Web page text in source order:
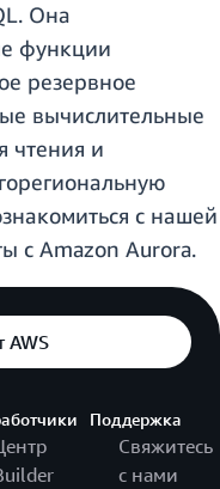
Она
функции
резервное
вычислительные
чтения и
с нашей
с Amazon Aurora.
AWS
Поддержка
Свяжитесь
с нами